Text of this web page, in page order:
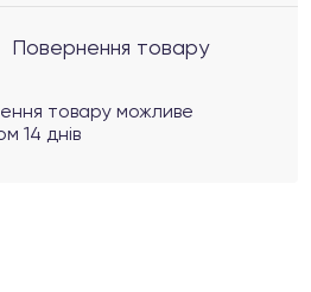
Повернення товару
товару можливе
14 днів